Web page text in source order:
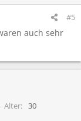
#5
auch sehr
Alter
30